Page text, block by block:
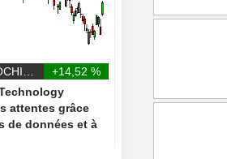
+14,52 %
attentes grâce
de données et à
constellation de